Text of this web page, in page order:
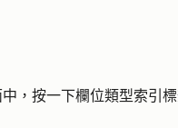
，按一下欄位類型索引標